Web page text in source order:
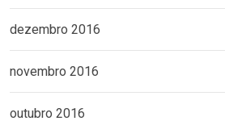
dezembro 2016
novembro 2016
outubro 2016